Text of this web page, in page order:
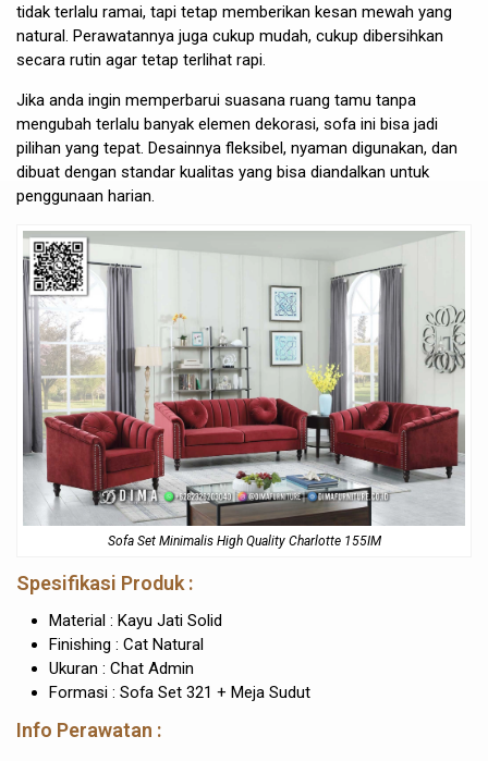
tidak terlalu ramai, tapi tetap memberikan kesan mewah yang
natural. Perawatannya juga cukup mudah, cukup dibersihkan
secara rutin agar tetap terlihat rapi.
Jika anda ingin memperbarui suasana ruang tamu tanpa
mengubah terlalu banyak elemen dekorasi, sofa ini bisa jadi
pilihan yang tepat. Desainnya fleksibel, nyaman digunakan, dan
dibuat dengan standar kualitas yang bisa diandalkan untuk
penggunaan harian.
Sofa Set Minimalis High Quality Charlotte 155IM
Spesifikasi Produk :
Material : Kayu Jati Solid
Finishing : Cat Natural
Ukuran : Chat Admin
Formasi : Sofa Set 321 + Meja Sudut
Info Perawatan :